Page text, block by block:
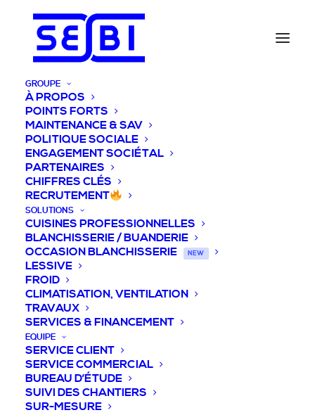
GROUPE
À PROPOS
POINTS FORTS
MAINTENANCE & SAV
POLITIQUE SOCIALE
ENGAGEMENT SOCIÉTAL
PARTENAIRES
CHIFFRES CLÉS
RECRUTEMENT
SOLUTIONS
CUISINES PROFESSIONNELLES
BLANCHISSERIE / BUANDERIE
OCCASION BLANCHISSERIE
NEW
LESSIVE
FROID
CLIMATISATION, VENTILATION
TRAVAUX
SERVICES & FINANCEMENT
EQUIPE
SERVICE CLIENT
SERVICE COMMERCIAL
BUREAU D’ÉTUDE
SUIVI DES CHANTIERS
SUR-MESURE